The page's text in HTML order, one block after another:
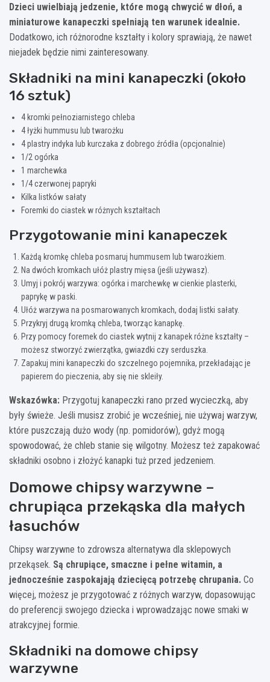
Dzieci uwielbiają jedzenie, które mogą chwycić w dłoń, a
miniaturowe kanapeczki spełniają ten warunek idealnie.
Dodatkowo, ich różnorodne kształty i kolory sprawiają, że nawet
niejadek będzie nimi zainteresowany.
Składniki na mini kanapeczki (około
16 sztuk)
4 kromki pełnoziarnistego chleba
4 łyżki hummusu lub twarożku
4 plastry indyka lub kurczaka z dobrego źródła (opcjonalnie)
1/2 ogórka
1 marchewka
1/4 czerwonej papryki
Kilka listków sałaty
Foremki do ciastek w różnych kształtach
Przygotowanie mini kanapeczek
Każdą kromkę chleba posmaruj hummusem lub twarożkiem.
Na dwóch kromkach ułóż plastry mięsa (jeśli używasz).
Umyj i pokrój warzywa: ogórka i marchewkę w cienkie plasterki,
paprykę w paski.
Ułóż warzywa na posmarowanych kromkach, dodaj listki sałaty.
Przykryj drugą kromką chleba, tworząc kanapkę.
Przy pomocy foremek do ciastek wytnij z kanapek różne kształty –
możesz stworzyć zwierzątka, gwiazdki czy serduszka.
Zapakuj mini kanapeczki do szczelnego pojemnika, przekładając je
papierem do pieczenia, aby się nie skleiły.
Wskazówka: Przygotuj kanapeczki rano przed wycieczką, aby
były świeże. Jeśli musisz zrobić je wcześniej, nie używaj warzyw,
które puszczają dużo wody (np. pomidorów), gdyż mogą
spowodować, że chleb stanie się wilgotny. Możesz też zapakować
składniki osobno i złożyć kanapki tuż przed jedzeniem.
Domowe chipsy warzywne –
chrupiąca przekąska dla małych
łasuchów
Chipsy warzywne to zdrowsza alternatywa dla sklepowych
przekąsek. Są chrupiące, smaczne i pełne witamin, a
jednocześnie zaspokajają dziecięcą potrzebę chrupania. Co
więcej, możesz je przygotować z różnych warzyw, dopasowując
do preferencji swojego dziecka i wprowadzając nowe smaki w
atrakcyjnej formie.
Składniki na domowe chipsy
warzywne